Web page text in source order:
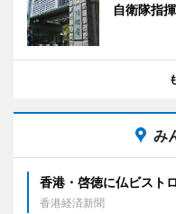
自衛隊指
み
香港・啓徳に仏ビスト
香港経済新聞